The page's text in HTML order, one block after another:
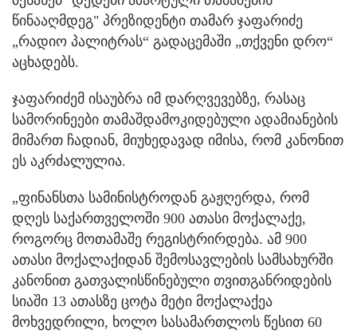
წინააღმდეგ" პრეზიდენტი თამარ ჯაფარიძე
„რადიო პალიტრას“ გადაცემაში „თქვენი დრო“
აცხადებს.
ჯაფარიძემ ისაუბრა იმ დარღვევებზე, რასაც
სამორინეები თამაშდამოკიდებული ადამიანების
მიმართ ჩადიან, მიუხედავად იმისა, რომ კანონით
ეს აკრძალულია.
„ფინანსთა სამინისტროდან გაჟღერდა, რომ
დღეს საქართველოში 900 ათასი მოქალაქე,
როგორც მოთამაშე რეგისტრირდება. ამ 900
ათასი მოქალაქიდან შემოსავლების სამსახურში
კანონით გათვალისწინებული თვითგანრიდების
სიაში 13 ათასზე ცოტა მეტი მოქალაქეა
მოხვედრილი, ხოლო სასამართლოს წესით 60